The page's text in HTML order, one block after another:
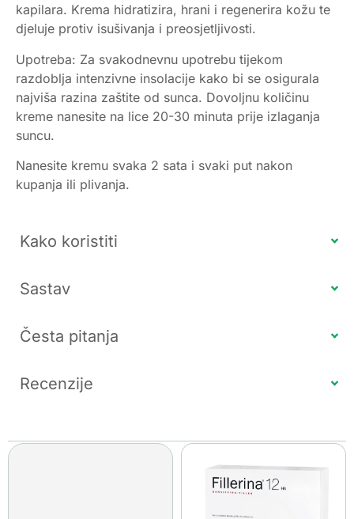
kapilara. Krema hidratizira, hrani i regenerira kožu te
djeluje protiv isušivanja i preosjetljivosti.
Upotreba: Za svakodnevnu upotrebu tijekom
razdoblja intenzivne insolacije kako bi se osigurala
najviša razina zaštite od sunca. Dovoljnu količinu
kreme nanesite na lice 20-30 minuta prije izlaganja
suncu.
Nanesite kremu svaka 2 sata i svaki put nakon
kupanja ili plivanja.
Kako koristiti
Sastav
Česta pitanja
Recenzije